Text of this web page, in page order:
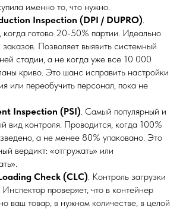
именно то, что нужно.
Inspection (DPI / DUPRO)
когда готово 20-50% партии. Идеально
Позволяет выявить системный
стадии, а не когда уже все 10 000
криво. Это шанс исправить настройки
или переобучить персонал, пока не
Inspection (PSI) . Самый популярный и
вид контроля. Проводится, когда 100%
а не менее 80% упаковано. Это
вердикт: «отгружать» или
Check (CLC) . Контроль загрузки
проверяет, что в контейнер
ваш товар, в нужном количестве, в целой